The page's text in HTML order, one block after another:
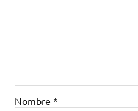
Nombre *